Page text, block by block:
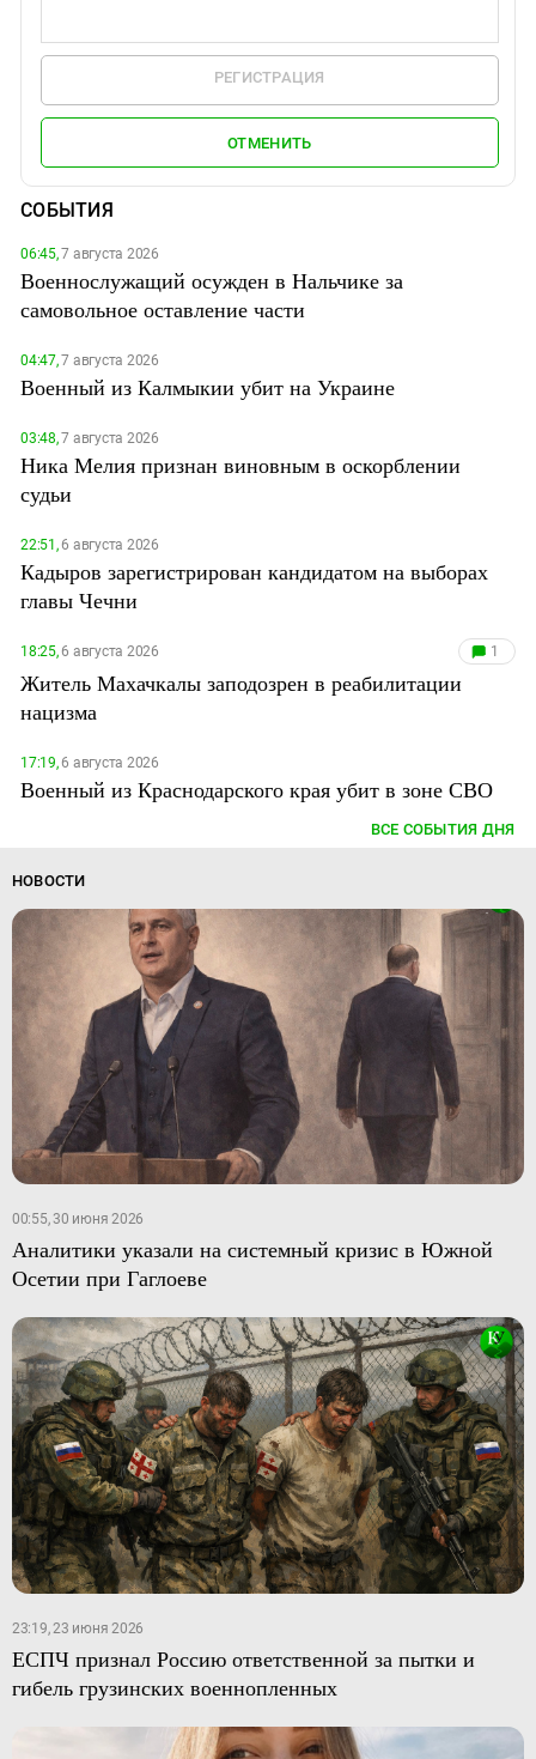
РЕГИСТРАЦИЯ
ОТМЕНИТЬ
СОБЫТИЯ
06:45,7 августа 2026
Военнослужащий осужден в Нальчике за
самовольное оставление части
04:47,7 августа 2026
Военный из Калмыкии убит на Украине
03:48,7 августа 2026
Ника Мелия признан виновным в оскорблении
судьи
22:51,6 августа 2026
Кадыров зарегистрирован кандидатом на выборах
главы Чечни
18:25,6 августа 2026 1
Житель Махачкалы заподозрен в реабилитации
нацизма
17:19,6 августа 2026
Военный из Краснодарского края убит в зоне СВО
ВСЕ СОБЫТИЯ ДНЯ
НОВОСТИ
00:55, 30 июня 2026
Аналитики указали на системный кризис в Южной
Осетии при Гаглоеве
23:19, 23 июня 2026
ЕСПЧ признал Россию ответственной за пытки и
гибель грузинских военнопленных